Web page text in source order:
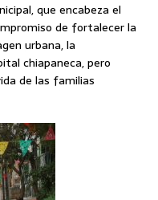
que encabeza el
de fortalecer la
urbana, la
chiapaneca, pero
de las familias